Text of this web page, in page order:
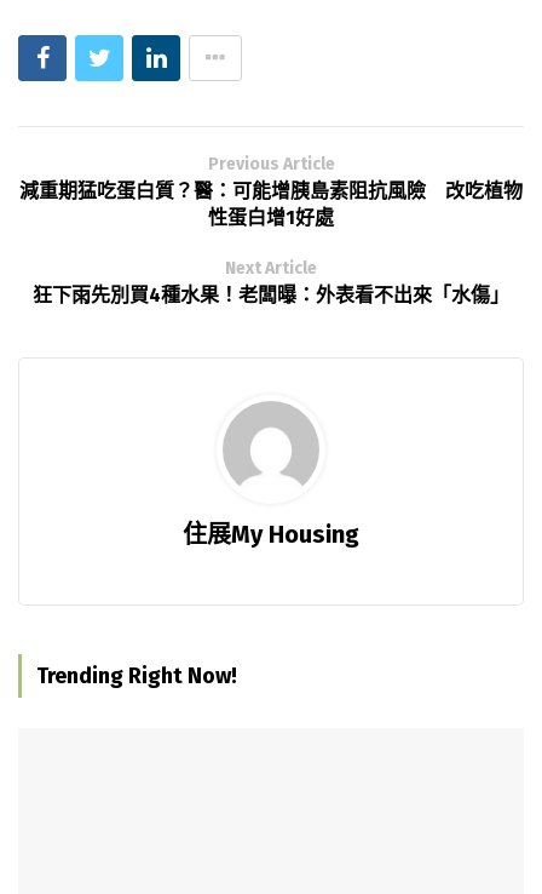
Previous Article
減重期猛吃蛋白質？醫：可能增胰島素阻抗風險 改吃植物
性蛋白增1好處
Next Article
狂下雨先別買4種水果！老闆曝：外表看不出來「水傷」
住展My Housing
Trending Right Now!